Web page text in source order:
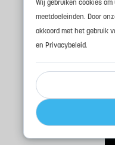
Wij gebruiken cookies
meetdoeleinden. Door
akkoord met het gebruik
en Privacybeleid.